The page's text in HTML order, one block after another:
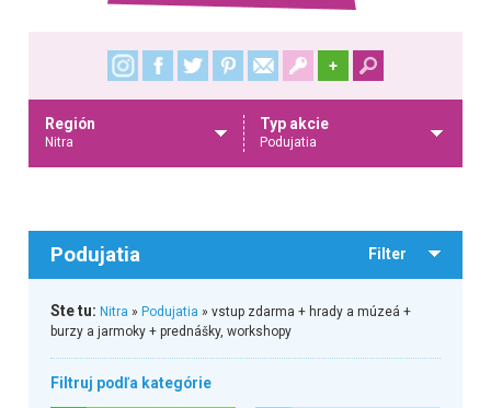
+
Región
Nitra
Typ akcie
Podujatia
Podujatia Filter
Ste tu: Nitra » Podujatia » vstup zdarma + hrady a múzeá +
burzy a jarmoky + prednášky, workshopy
Filtruj podľa kategórie